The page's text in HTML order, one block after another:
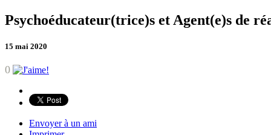
Psychoéducateur(trice)s et Agent(e)s de
15 mai 2020
0
Envoyer à un ami